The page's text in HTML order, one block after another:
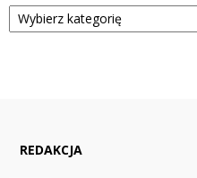
REDAKCJA